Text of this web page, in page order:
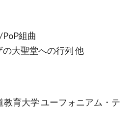
組曲
大聖堂への行列 他
育大学 ユーフォニアム・テ